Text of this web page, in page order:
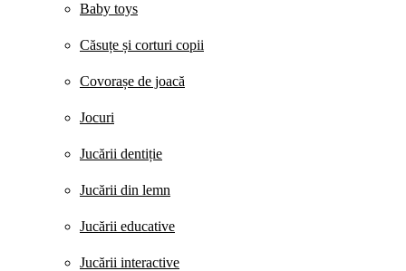
Baby toys
Căsuțe și corturi copii
Covorașe de joacă
Jocuri
Jucării dentiție
Jucării din lemn
Jucării educative
Jucării interactive